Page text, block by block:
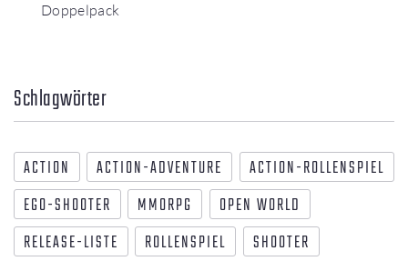
Doppelpack
Schlagwörter
ACTION ACTION-ADVENTURE
ACTION-ROLLENSPIEL
EGO-SHOOTER
MMORPG
OPEN WORLD
RELEASE-LISTE
ROLLENSPIEL
SHOOTER